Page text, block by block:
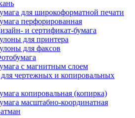
для широкоформатной печати
перфорированная
и сертификат-бумага
для принтера
для факсов
с магнитным слоем
чертежных и копировальных
копировальная (копирка)
масштабно-координатная